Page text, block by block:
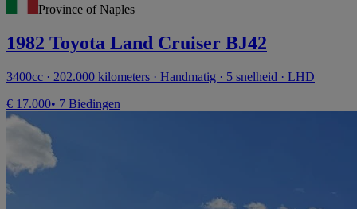
Province of Naples
1982 Toyota Land Cruiser BJ42
3400cc · 202.000 kilometers · Handmatig · 5 snelheid · LHD
€ 17.000• 7 Biedingen